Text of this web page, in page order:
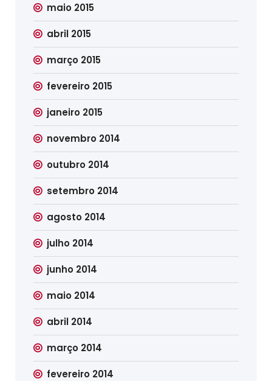
maio 2015
abril 2015
março 2015
fevereiro 2015
janeiro 2015
novembro 2014
outubro 2014
setembro 2014
agosto 2014
julho 2014
junho 2014
maio 2014
abril 2014
março 2014
fevereiro 2014